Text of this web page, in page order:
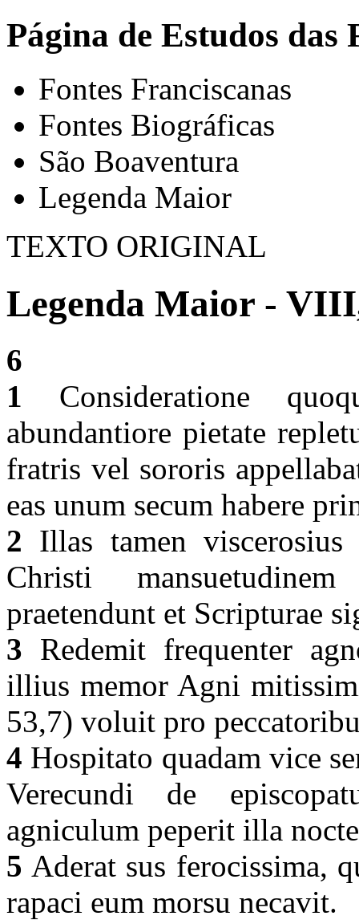
Página de Estudos das
Fontes Franciscanas
Fontes Biográficas
São Boaventura
Legenda Maior
TEXTO ORIGINAL
Legenda Maior -
6
1 Consideratione
abundantiore pietate
fratris vel sororis
eas unum secum habere
2 Illas tamen
Christi
praetendunt et Scripturae
3 Redemit frequenter
illius memor Agni
53,7) voluit pro
4 Hospitato quadam vice
Verecundi de
agniculum peperit illa
5 Aderat sus ferocissima,
rapaci eum morsu necavit.